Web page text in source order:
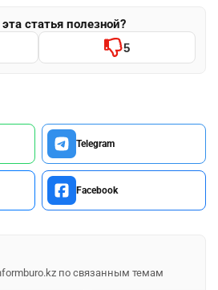
статья полезной?
5
Telegram
Facebook
по связанным темам